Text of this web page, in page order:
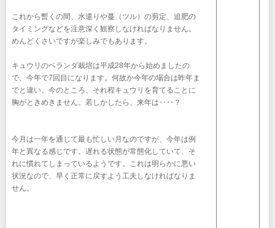
これから暫くの間、水遣りや蔓（ツル）の剪定、追肥の
タイミングなどを注意深く観察しなければなりません。
めんどくさいですが楽しみでもあります。
キュウリのベランダ栽培は平成28年から始めましたの
で、今年で7回目になります。何故か今年の場合は昨年ま
でと違い、今のところ、それ程キュウリを育てることに
胸がときめきません。若しかしたら、来年は‥‥？
今月は一年を通じて最も忙しい月なのですが、今年は例
年と異なる感じです。遅れる状態が常態化していて、そ
れに慣れてしまっているようです。これは明らかに悪い
状況なので、早く正常に戻すよう工夫しなければなりま
せん。